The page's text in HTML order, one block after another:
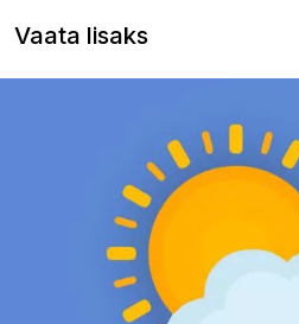
Vaata lisaks